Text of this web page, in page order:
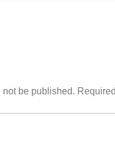
be published.